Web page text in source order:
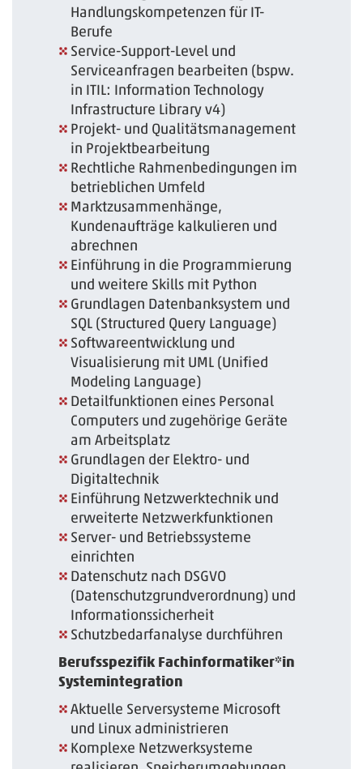
Handlungskompetenzen für IT-
Berufe
Service-Support-Level und
Serviceanfragen bearbeiten (bspw.
in ITIL: Information Technology
Infrastructure Library v4)
Projekt- und Qualitätsmanagement
in Projektbearbeitung
Rechtliche Rahmenbedingungen im
betrieblichen Umfeld
Marktzusammenhänge,
Kundenaufträge kalkulieren und
abrechnen
Einführung in die Programmierung
und weitere Skills mit Python
Grundlagen Datenbanksystem und
SQL (Structured Query Language)
Softwareentwicklung und
Visualisierung mit UML (Unified
Modeling Language)
Detailfunktionen eines Personal
Computers und zugehörige Geräte
am Arbeitsplatz
Grundlagen der Elektro- und
Digitaltechnik
Einführung Netzwerktechnik und
erweiterte Netzwerkfunktionen
Server- und Betriebssysteme
einrichten
Datenschutz nach DSGVO
(Datenschutzgrundverordnung) und
Informationssicherheit
Schutzbedarfanalyse durchführen
Berufsspezifik Fachinformatiker*in
Systemintegration
Aktuelle Serversysteme Microsoft
und Linux administrieren
Komplexe Netzwerksysteme